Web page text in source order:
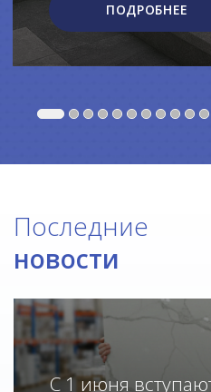
ПОДРОБНЕЕ
Последние
новости
С 1 июня